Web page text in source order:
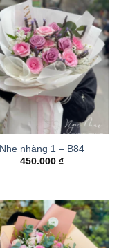
Nhẹ nhàng 1 – B84
450.000 ₫